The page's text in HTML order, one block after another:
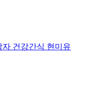
건강간식 현미유